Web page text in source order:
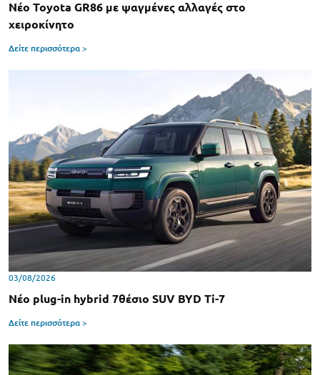
Νέο Toyota GR86 με ψαγμένες αλλαγές στο
χειροκίνητο
Δείτε περισσότερα >
03/08/2026
Νέο plug-in hybrid 7θέσιο SUV BYD Ti-7
Δείτε περισσότερα >